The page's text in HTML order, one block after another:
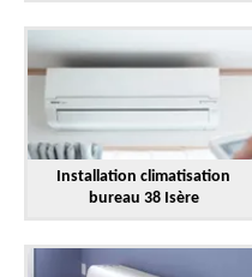
Installation climatisation
bureau 38 Isère